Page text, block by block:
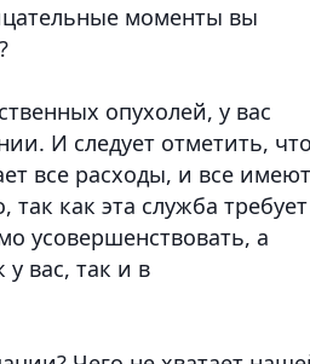
моменты вы
опухолей, у вас
И следует отметить,
все расходы, и все имеют
как эта служба требует
усовершенствовать, а
вас, так и в